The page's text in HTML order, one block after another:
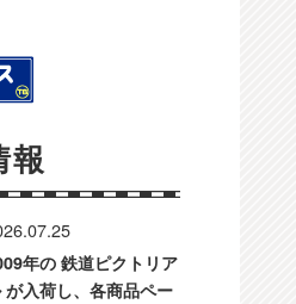
報
年の 鉄道ピクトリア
が入荷し、各商品ペー